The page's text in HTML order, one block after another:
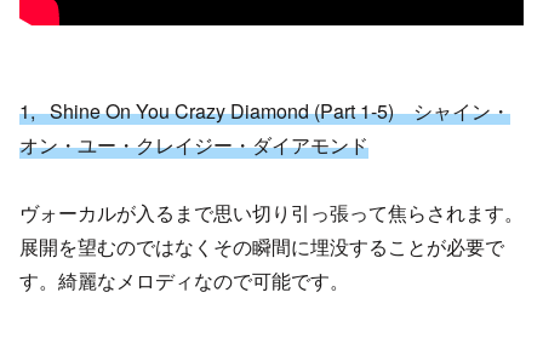
1, Shine On You Crazy Diamond (Part 1-5) シャイン・
オン・ユー・クレイジー・ダイアモンド
ヴォーカルが入るまで思い切り引っ張って焦らされます。
展開を望むのではなくその瞬間に埋没することが必要で
す。綺麗なメロディなので可能です。